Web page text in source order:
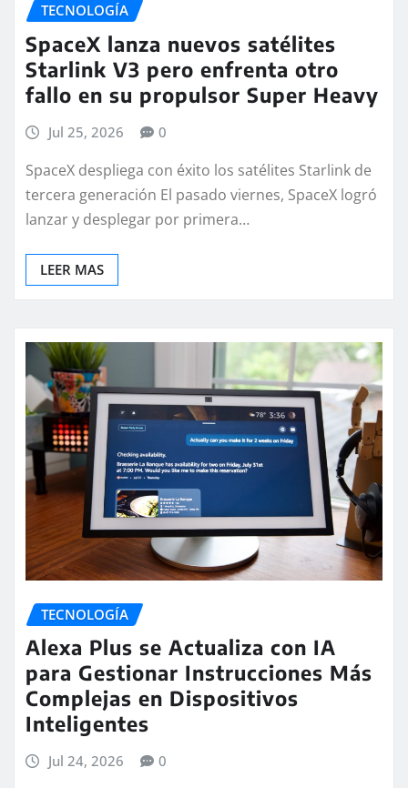
TECNOLOGÍA
SpaceX lanza nuevos satélites
Starlink V3 pero enfrenta otro
fallo en su propulsor Super Heavy
Jul 25, 2026 0
SpaceX despliega con éxito los satélites Starlink de
tercera generación El pasado viernes, SpaceX logró
lanzar y desplegar por primera…
LEER MAS
TECNOLOGÍA
Alexa Plus se Actualiza con IA
para Gestionar Instrucciones Más
Complejas en Dispositivos
Inteligentes
Jul 24, 2026 0